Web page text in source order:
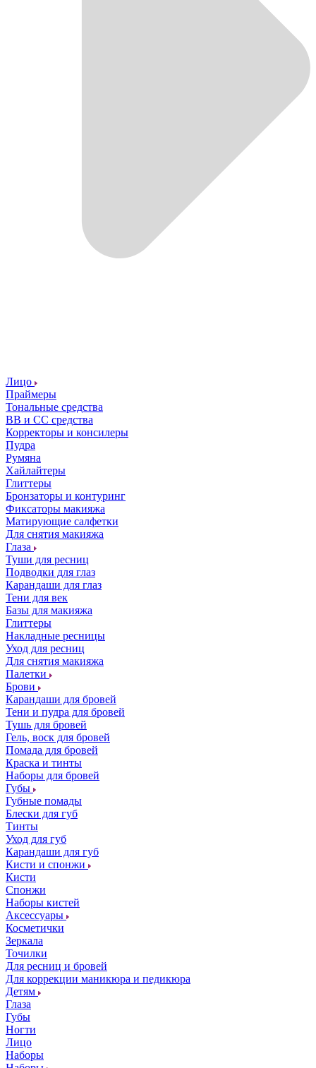
Лицо
Праймеры
Тональные средства
ВВ и СС средства
Корректоры и консилеры
Пудра
Румяна
Хайлайтеры
Глиттеры
Бронзаторы и контуринг
Фиксаторы макияжа
Матирующие салфетки
Для снятия макияжа
Глаза
Туши для ресниц
Подводки для глаз
Карандаши для глаз
Тени для век
Базы для макияжа
Глиттеры
Накладные ресницы
Уход для ресниц
Для снятия макияжа
Палетки
Брови
Карандаши для бровей
Тени и пудра для бровей
Тушь для бровей
Гель, воск для бровей
Помада для бровей
Краска и тинты
Наборы для бровей
Губы
Губные помады
Блески для губ
Тинты
Уход для губ
Карандаши для губ
Кисти и спонжи
Кисти
Спонжи
Наборы кистей
Аксессуары
Косметички
Зеркала
Точилки
Для ресниц и бровей
Для коррекции маникюра и педикюра
Детям
Глаза
Губы
Ногти
Лицо
Наборы